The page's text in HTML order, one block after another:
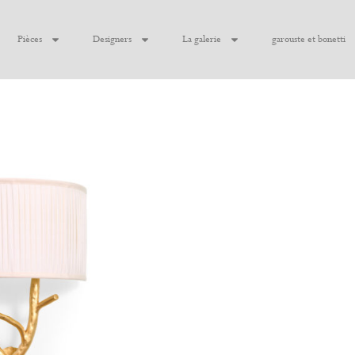
Pièces Designers La galerie garouste et bonetti